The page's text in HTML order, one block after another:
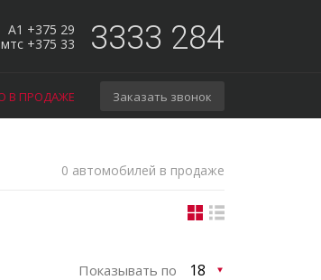
A1 +375 29
мтс +375 33
3333 284
В ПРОДАЖЕ Заказать звонок
0 автомобилей в продаже
Показывать по